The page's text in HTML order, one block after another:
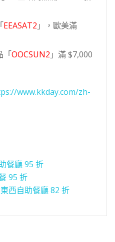
EEASAT2 」，歐美滿
「OOCSUN2 」滿 $7,000
www.kkday.com/zh-
餐廳 95 折
95 折
西自助餐廳 82 折